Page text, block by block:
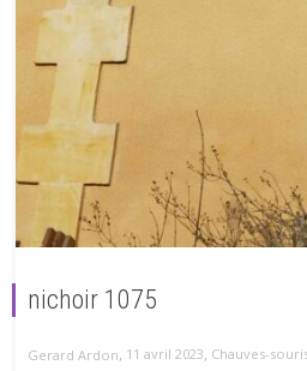
nichoir 1075
Gerard Ardon, 11 avril 2023, Chauves-